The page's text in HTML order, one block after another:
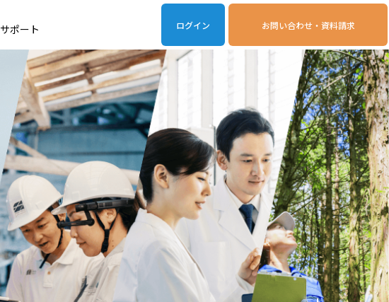
ログイン お問い合わせ・資料請求
LiveOn SSO+LiveOn連携アプリ動作環境
サポート